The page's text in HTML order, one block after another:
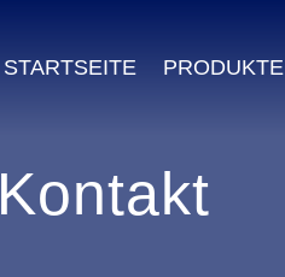
STARTSEITE PRODUKTE
Kontakt